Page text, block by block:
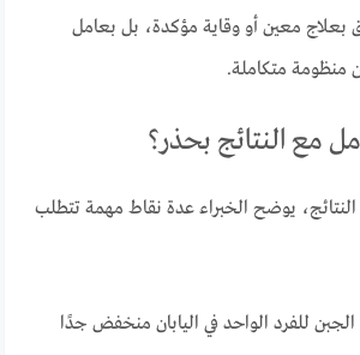
بعلاج معين أو وقاية مؤكدة، بل بعامل
متكاملة.
مع النتائج بحذر؟
النتائج، يوضح الخبراء عدة نقاط مهمة تتطلب
للفرد الواحد في اليابان منخفض جدًا